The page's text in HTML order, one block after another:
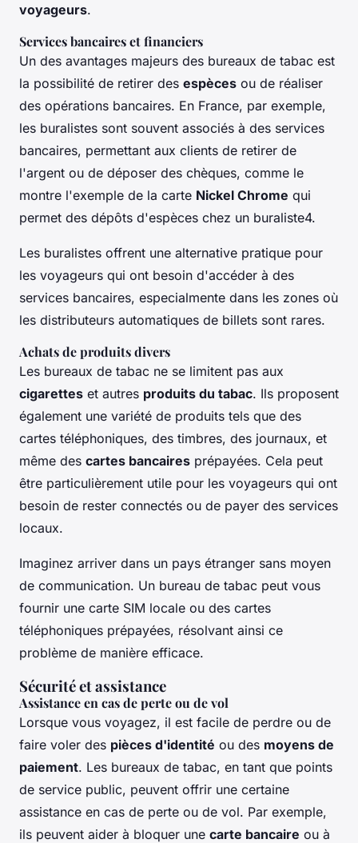
voyageurs.
Services bancaires et financiers
Un des avantages majeurs des bureaux de tabac est
la possibilité de retirer des espèces ou de réaliser
des opérations bancaires. En France, par exemple,
les buralistes sont souvent associés à des services
bancaires, permettant aux clients de retirer de
l'argent ou de déposer des chèques, comme le
montre l'exemple de la carte Nickel Chrome qui
permet des dépôts d'espèces chez un buraliste4.
Les buralistes offrent une alternative pratique pour
les voyageurs qui ont besoin d'accéder à des
services bancaires, especialmente dans les zones où
les distributeurs automatiques de billets sont rares.
Achats de produits divers
Les bureaux de tabac ne se limitent pas aux
cigarettes et autres produits du tabac. Ils proposent
également une variété de produits tels que des
cartes téléphoniques, des timbres, des journaux, et
même des cartes bancaires prépayées. Cela peut
être particulièrement utile pour les voyageurs qui ont
besoin de rester connectés ou de payer des services
locaux.
Imaginez arriver dans un pays étranger sans moyen
de communication. Un bureau de tabac peut vous
fournir une carte SIM locale ou des cartes
téléphoniques prépayées, résolvant ainsi ce
problème de manière efficace.
Sécurité et assistance
Assistance en cas de perte ou de vol
Lorsque vous voyagez, il est facile de perdre ou de
faire voler des pièces d'identité ou des moyens de
paiement. Les bureaux de tabac, en tant que points
de service public, peuvent offrir une certaine
assistance en cas de perte ou de vol. Par exemple,
ils peuvent aider à bloquer une carte bancaire ou à